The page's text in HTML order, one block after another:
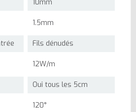
10mm
1.5mm
Fils dénudés
12W/m
Oui tous les 5cm
120°